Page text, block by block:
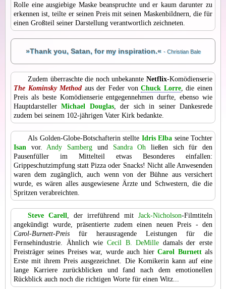
Rolle eine ausgiebige Maske beanspruchte und er kaum darunter zu
erkennen ist, teilte er seinen Preis mit seinen Maskenbildnern, die für
einen Großteil seiner Darstellung verantwortlich zeichneten.
»Thank you, Satan, for my inspiration.« - Christian Bale
Zudem überraschte die noch unbekannte Netflix-Komödienserie
The Kominsky Method aus der Feder vonChuck Lorre, die einen
Preis als beste Komödienserie entgegennehmen durfte, ebenso wie
HauptdarstellerMichael Douglas, der sich in seiner Dankesrede
zudem bei seinem 102-jährigen Vater Kirk bedankte.
Als Golden-Globe-Botschafterin stellte Idris Elba seine Tochter
Isan vor. Andy Samberg und Sandra Oh ließen sich für den
Pausenfüller im Mittelteil etwas Besonderes einfallen:
Grippeschutzimpfung statt Pizza oder Snacks! Nicht alle Anwesenden
waren dem zugänglich, auch wenn von der Bühne aus versichert
wurde, es wären alles ausgewiesene Ärzte und Schwestern, die die
Spritzen verabreichten.
Steve Carell , der irreführend mit Jack-Nicholson-Filmtiteln
angekündigt wurde, präsentierte zudem einen neuen Preis - den
Carol-Burnett-Preis für herausragende Leistungen für die
Fernsehindustrie. Ähnlich wie Cecil B. DeMille damals der erste
Preisträger seines Preises war, wurde auch hierCarol Burnettals
Erste mit ihrem Preis ausgezeichnet. Die Komikerin kann auf eine
lange Karriere zurückblicken und fand nach dem emotionellen
Rückblick auch noch die richtigen Worte für einen Witz...